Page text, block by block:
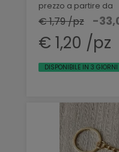
prezzo a partire da
€ 1,79 /pz -
€ 1,20 /pz
DISPONIBILE IN 3 GIORNI